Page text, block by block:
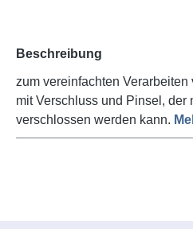
Beschreibung
zum vereinfachten
mit Verschluss und Pinsel, der
verschlossen werden kann.